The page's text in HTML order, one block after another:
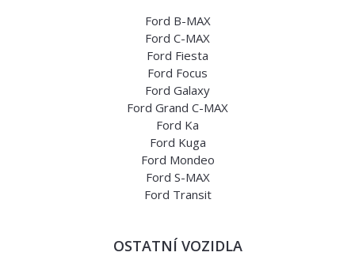
Ford B-MAX
Ford C-MAX
Ford Fiesta
Ford Focus
Ford Galaxy
Ford Grand C-MAX
Ford Ka
Ford Kuga
Ford Mondeo
Ford S-MAX
Ford Transit
OSTATNÍ VOZIDLA